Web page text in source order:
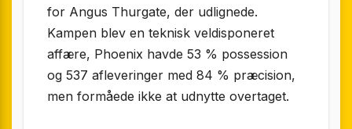
for Angus Thurgate, der udlignede.
Kampen blev en teknisk veldisponeret
affære, Phoenix havde 53 % possession
og 537 afleveringer med 84 % præcision,
men formåede ikke at udnytte overtaget.